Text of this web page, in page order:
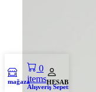
mağaza
0
items
Alışveriş Sepeti
HESABIM